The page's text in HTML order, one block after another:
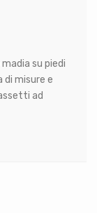
su piedi
misure e
ad